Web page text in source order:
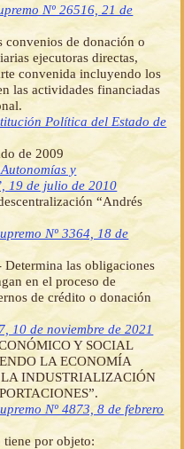
Nº 26516, 21 de
convenios de donación o
ejecutoras directas,
convenida incluyendo los
las actividades financiadas
Política del Estado de
de 2009
y
19 de julio de 2010
“Andrés
Nº 3364, 18 de
las obligaciones
en el proceso de
de crédito o donación
10 de noviembre de 2021
Y SOCIAL
LA ECONOMÍA
INDUSTRIALIZACIÓN
Nº 4873, 8 de febrero
tiene por objeto: